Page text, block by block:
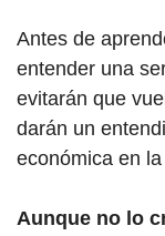
Antes de
entender una
evitarán que
darán un
económica en
Aunque no lo